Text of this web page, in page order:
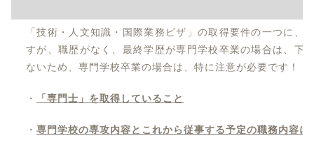
「技術・人文知識・国際業務ビザ」の取得要件の一つに、
すが、職歴がなく、最終学歴が専門学校卒業の場合は、下
ないため、専門学校卒業の場合は、特に注意が必要です！
・ 「専門士」を取得していること
・ 専門学校の専攻内容とこれから従事する予定の職務内容に